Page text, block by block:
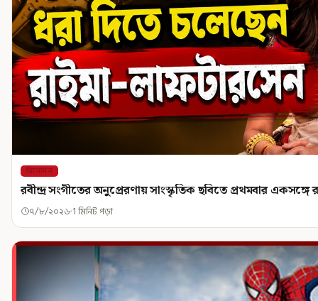
বিনোদন
রবীন্দ্র সংগীতের অনুপ্রেরণায় সাংস্কৃতিক ছবিতে প্রথমবার একসঙ্গে
৭/৮/২০২৬ 1 মিনিট পড়া